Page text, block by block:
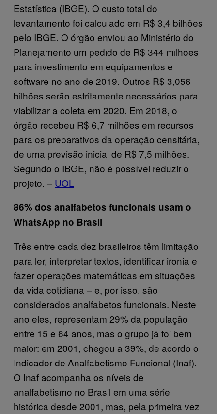
Estatística (IBGE). O custo total do
levantamento foi calculado em R$ 3,4 bilhões
pelo IBGE. O órgão enviou ao Ministério do
Planejamento um pedido de R$ 344 milhões
para investimento em equipamentos e
software no ano de 2019. Outros R$ 3,056
bilhões serão estritamente necessários para
viabilizar a coleta em 2020. Em 2018, o
órgão recebeu R$ 6,7 milhões em recursos
para os preparativos da operação censitária,
de uma previsão inicial de R$ 7,5 milhões.
Segundo o IBGE, não é possível reduzir o
projeto. – UOL
86% dos analfabetos funcionais usam o
WhatsApp no Brasil
Três entre cada dez brasileiros têm limitação
para ler, interpretar textos, identificar ironia e
fazer operações matemáticas em situações
da vida cotidiana – e, por isso, são
considerados analfabetos funcionais. Neste
ano eles, representam 29% da população
entre 15 e 64 anos, mas o grupo já foi bem
maior: em 2001, chegou a 39%, de acordo o
Indicador de Analfabetismo Funcional (Inaf).
O Inaf acompanha os níveis de
analfabetismo no Brasil em uma série
histórica desde 2001, mas, pela primeira vez